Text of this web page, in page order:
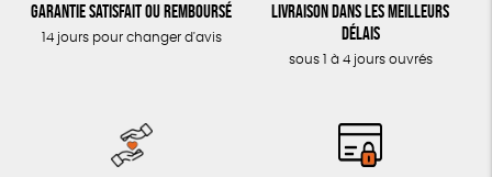
Garantie satisfait ou remboursé
14 jours pour changer d'avis
Livraison dans les meilleurs
délais
sous 1 à 4 jours ouvrés